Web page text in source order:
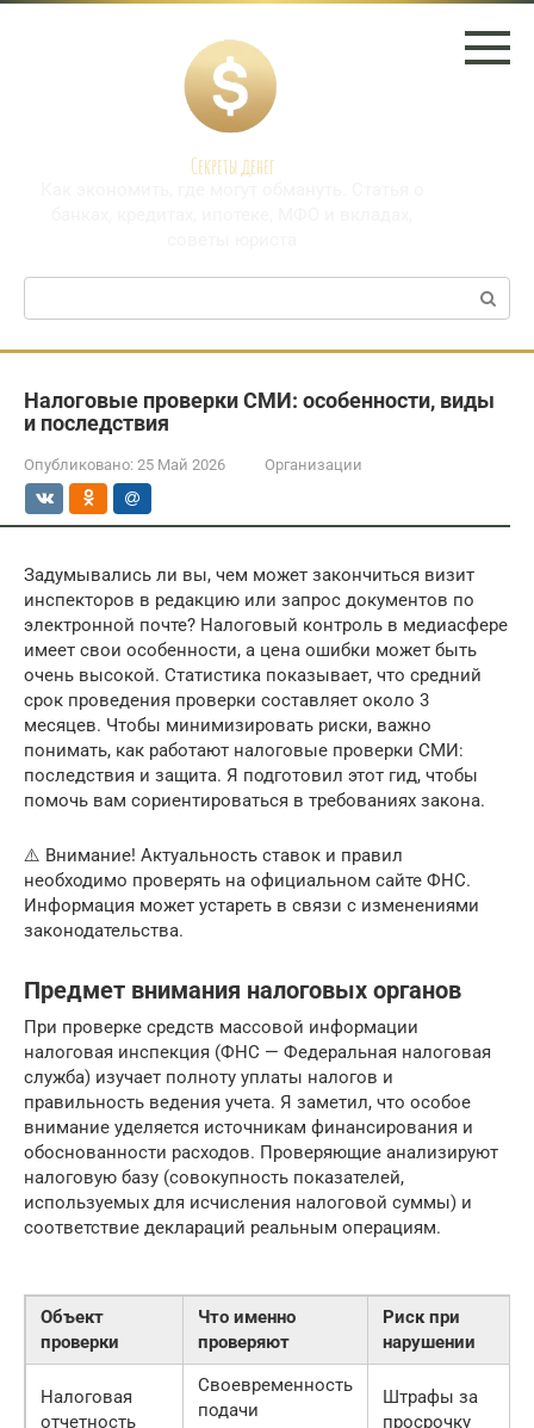
Перейти
Секреты денег
Поиск:
Налоговые проверки СМИ: особенности, виды
и последствия
Опубликовано: 25 Май 2026 Организации
Задумывались ли вы, чем может закончиться визит
инспекторов в редакцию или запрос документов по
электронной почте? Налоговый контроль в медиасфере
имеет свои особенности, а цена ошибки может быть
очень высокой. Статистика показывает, что средний
срок проведения проверки составляет около 3
месяцев. Чтобы минимизировать риски, важно
понимать, как работают налоговые проверки СМИ:
последствия и защита. Я подготовил этот гид, чтобы
помочь вам сориентироваться в требованиях закона.
⚠️ Внимание! Актуальность ставок и правил
необходимо проверять на официальном сайте ФНС.
Информация может устареть в связи с изменениями
законодательства.
Предмет внимания налоговых органов
При проверке средств массовой информации
налоговая инспекция (ФНС — Федеральная налоговая
служба) изучает полноту уплаты налогов и
правильность ведения учета. Я заметил, что особое
внимание уделяется источникам финансирования и
обоснованности расходов. Проверяющие анализируют
налоговую базу (совокупность показателей,
используемых для исчисления налоговой суммы) и
соответствие деклараций реальным операциям.
Объект
проверки
Что именно
проверяют
Риск при
нарушении
Налоговая
отчетность
Своевременность
подачи
Штрафы за
просрочку